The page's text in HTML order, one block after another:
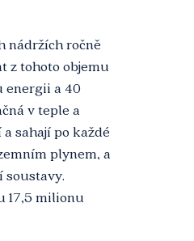
nádržích ročně
z tohoto objemu
energii a 40
v teple a
sahají po každé
plynem, a
soustavy.
17,5 milionu